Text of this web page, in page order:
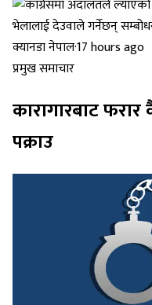
क्यानडा नेपाल·17 hours ago
प्रमुख समाचार
कारागारबाट
पक्राउ